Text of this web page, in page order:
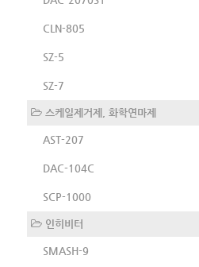
CLN-805
SZ-5
SZ-7
스케일제거제, 화학연마제
AST-207
DAC-104C
SCP-1000
인히비터
SMASH-9